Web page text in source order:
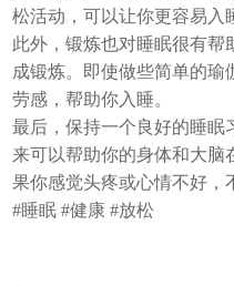
松活动，可以让你更容易入
此外，锻炼也对睡眠很有帮
成锻炼。即使做些简单的瑜
劳感，帮助你入睡。
最后，保持一个良好的睡眠
来可以帮助你的身体和大脑
果你感觉头疼或心情不好，
#睡眠 #健康 #放松